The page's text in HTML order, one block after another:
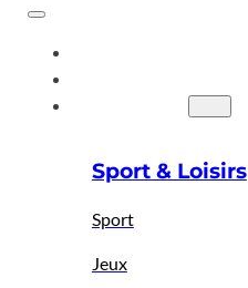
Sport & Loisirs
Sport
Jeux